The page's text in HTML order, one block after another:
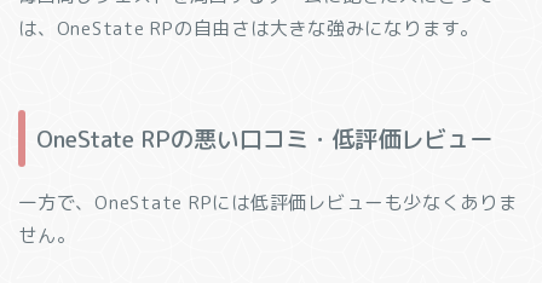
は、OneState RPの自由さは大きな強みになります。
OneState RPの悪い口コミ・低評価レビュー
一方で、OneState RPには低評価レビューも少なくありま
せん。